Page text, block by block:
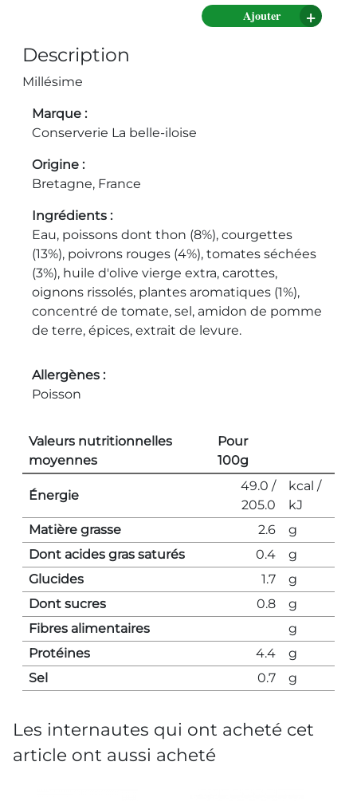
Ajouter
Description
Millésime
Marque
Conserverie La belle-iloise
Origine
Bretagne, France
Ingrédients
Eau, poissons dont thon (8%), courgettes
(13%), poivrons rouges (4%), tomates séchées
(3%), huile d'olive vierge extra, carottes,
oignons rissolés, plantes aromatiques (1%),
concentré de tomate, sel, amidon de pomme
de terre, épices, extrait de levure.
Allergènes
Poisson
Valeurs nutritionnelles
moyennes
Pour
100g
Énergie
49.0 /
205.0
kcal /
kJ
Matière grasse
2.6
g
Dont acides gras saturés
0.4
g
Glucides
1.7
g
Dont sucres
0.8
g
Fibres alimentaires
g
Protéines
4.4
g
Sel
0.7 g
Les internautes qui ont acheté cet
article ont aussi acheté